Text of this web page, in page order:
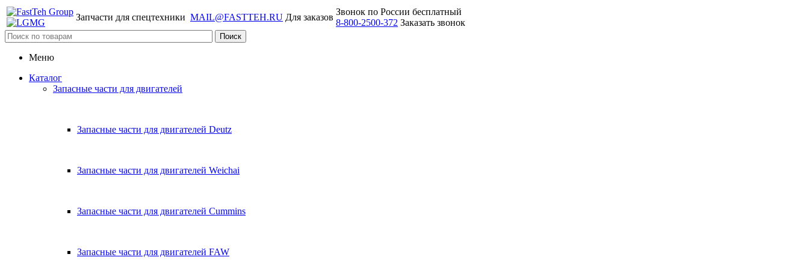
Запчасти для спецтехники MAIL@FASTTEH.RU Для заказов
Звонок по России бесплатный
8-800-2500-372 Заказать звонок
Меню
Каталог
Запасные части для двигателей
Запасные части для двигателей Deutz
Запасные части для двигателей Weichai
Запасные части для двигателей Cummins
Запасные части для двигателей FAW